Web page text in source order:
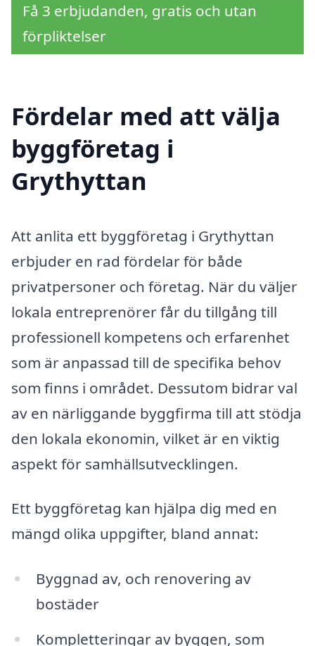
Få 3 erbjudanden, gratis och utan
förpliktelser
Fördelar med att välja
byggföretag i
Grythyttan
Att anlita ett byggföretag i Grythyttan
erbjuder en rad fördelar för både
privatpersoner och företag. När du väljer
lokala entreprenörer får du tillgång till
professionell kompetens och erfarenhet
som är anpassad till de specifika behov
som finns i området. Dessutom bidrar val
av en närliggande byggfirma till att stödja
den lokala ekonomin, vilket är en viktig
aspekt för samhällsutvecklingen.
Ett byggföretag kan hjälpa dig med en
mängd olika uppgifter, bland annat:
Byggnad av, och renovering av
bostäder
Kompletteringar av byggen, som